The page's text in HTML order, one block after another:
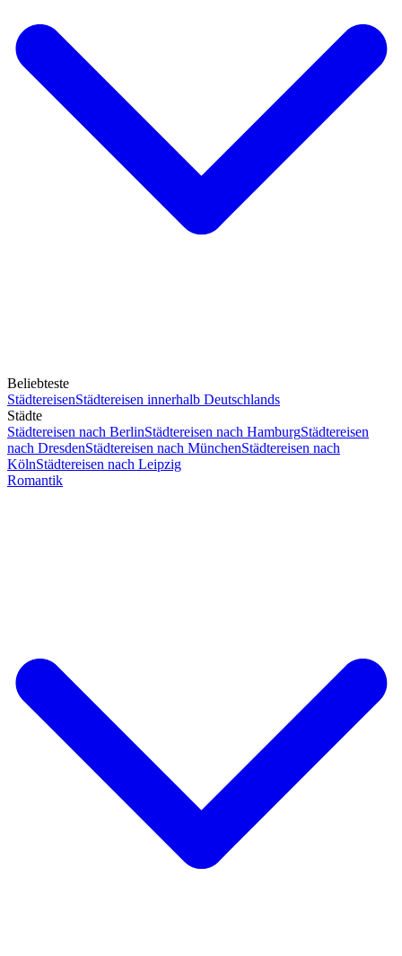
Beliebteste
StädtereisenStädtereisen innerhalb Deutschlands
Städte
Städtereisen nach BerlinStädtereisen nach HamburgStädtereisen
nach DresdenStädtereisen nach MünchenStädtereisen nach
KölnStädtereisen nach Leipzig
Romantik